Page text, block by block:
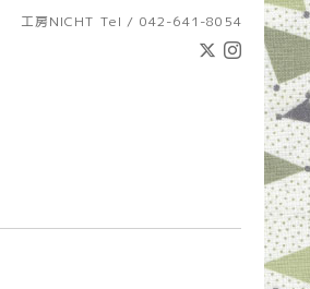
工房NICHT Tel / 042-641-8054